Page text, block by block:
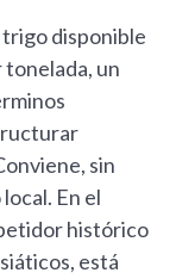
trigo disponible
tonelada, un
sin
En el
histórico
está